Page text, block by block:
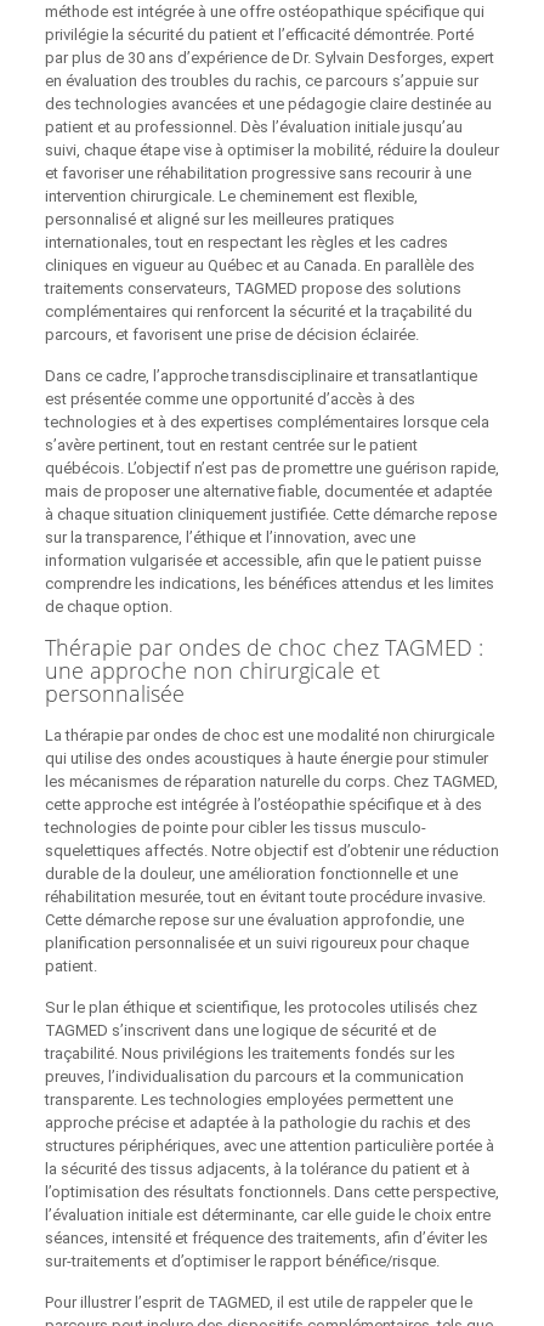
méthode est intégrée à une offre ostéopathique spécifique qui
privilégie la sécurité du patient et l’efficacité démontrée. Porté
par plus de 30 ans d’expérience de Dr. Sylvain Desforges, expert
en évaluation des troubles du rachis, ce parcours s’appuie sur
des technologies avancées et une pédagogie claire destinée au
patient et au professionnel. Dès l’évaluation initiale jusqu’au
suivi, chaque étape vise à optimiser la mobilité, réduire la douleur
et favoriser une réhabilitation progressive sans recourir à une
intervention chirurgicale. Le cheminement est flexible,
personnalisé et aligné sur les meilleures pratiques
internationales, tout en respectant les règles et les cadres
cliniques en vigueur au Québec et au Canada. En parallèle des
traitements conservateurs, TAGMED propose des solutions
complémentaires qui renforcent la sécurité et la traçabilité du
parcours, et favorisent une prise de décision éclairée.
Dans ce cadre, l’approche transdisciplinaire et transatlantique
est présentée comme une opportunité d’accès à des
technologies et à des expertises complémentaires lorsque cela
s’avère pertinent, tout en restant centrée sur le patient
québécois. L’objectif n’est pas de promettre une guérison rapide,
mais de proposer une alternative fiable, documentée et adaptée
à chaque situation cliniquement justifiée. Cette démarche repose
sur la transparence, l’éthique et l’innovation, avec une
information vulgarisée et accessible, afin que le patient puisse
comprendre les indications, les bénéfices attendus et les limites
de chaque option.
Thérapie par ondes de choc chez TAGMED :
une approche non chirurgicale et
personnalisée
La thérapie par ondes de choc est une modalité non chirurgicale
qui utilise des ondes acoustiques à haute énergie pour stimuler
les mécanismes de réparation naturelle du corps. Chez TAGMED,
cette approche est intégrée à l’ostéopathie spécifique et à des
technologies de pointe pour cibler les tissus musculo-
squelettiques affectés. Notre objectif est d’obtenir une réduction
durable de la douleur, une amélioration fonctionnelle et une
réhabilitation mesurée, tout en évitant toute procédure invasive.
Cette démarche repose sur une évaluation approfondie, une
planification personnalisée et un suivi rigoureux pour chaque
patient.
Sur le plan éthique et scientifique, les protocoles utilisés chez
TAGMED s’inscrivent dans une logique de sécurité et de
traçabilité. Nous privilégions les traitements fondés sur les
preuves, l’individualisation du parcours et la communication
transparente. Les technologies employées permettent une
approche précise et adaptée à la pathologie du rachis et des
structures périphériques, avec une attention particulière portée à
la sécurité des tissus adjacents, à la tolérance du patient et à
l’optimisation des résultats fonctionnels. Dans cette perspective,
l’évaluation initiale est déterminante, car elle guide le choix entre
séances, intensité et fréquence des traitements, afin d’éviter les
sur-traitements et d’optimiser le rapport bénéfice/risque.
Pour illustrer l’esprit de TAGMED, il est utile de rappeler que le